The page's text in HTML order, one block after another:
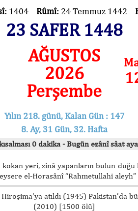
1404 Rûmî: 24 Temmuz 1442
23 SAFER 1448
AĞUSTOS
2026
Perşembe
Yılın 218. günü, Kalan Gün : 147
8. Ay, 31 Gün, 32. Hafta
0 dakika - Bugün ezânî sâat
yeri, zinâ yapanların bulun-duğu
el-Horasânî “Rahmetullahi aleyh”
atıldı (1945) Pakistan’da
(2010) [1500 ölü]